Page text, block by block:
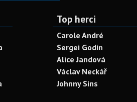
Top herci
Carole André
Sergei Godin
Alice Jandová
Václav Neckář
Johnny Sins